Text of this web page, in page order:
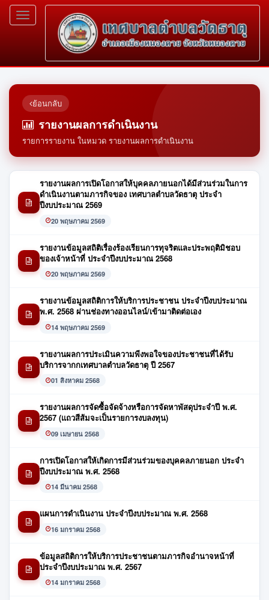
Toggle
navigation
ย้อนกลับ
รายงานผลการดำเนินงาน
รายการรายงาน ในหมวด รายงานผลการดำเนินงาน
รายงานผลการเปิดโอกาสให้บุคคลภายนอกได้มีส่วนร่วมในการ
ดำเนินงานตามภารกิจของ เทศบาลตำบลวัดธาตุ ประจำ
ปีงบประมาณ 2569
20 พฤษภาคม 2569
รายงานข้อมูลสถิติเรื่องร้องเรียนการทุจริตและประพฤติมิชอบ
ของเจ้าหน้าที่ ประจำปีงบประมาณ 2568
20 พฤษภาคม 2569
รายงานข้อมูลสถิติการให้บริการประชาชน ประจำปีงบประมาณ
พ.ศ. 2568 ผ่านช่องทางออนไลน์/เข้ามาติดต่อเอง
14 พฤษภาคม 2569
รายงานผลการประเมินความพีงพอใจของประชาชนที่ได้รับ
บริการจากกเทศบาลตำบลวัดธาตุ ปี 2567
01 สิงหาคม 2568
รายงานผลการจัดซื้อจัดจ้างหรือการจัดหาพัสดุประจำปี พ.ศ.
2567 (แถวสีส้มจะเป็นรายการงบลงทุน)
09 เมษายน 2568
การเปิดโอกาสให้เกิดการมีส่วนร่วมของบุคคลภายนอก ประจำ
ปีงบประมาณ พ.ศ. 2568
14 มีนาคม 2568
แผนการดำเนินงาน ประจำปีงบประมาณ พ.ศ. 2568
16 มกราคม 2568
ข้อมูลสถิติการให้บริการประชาชนตามภารกิจอำนาจหน้าที่
ประจำปีงบประมาณ พ.ศ. 2567
14 มกราคม 2568